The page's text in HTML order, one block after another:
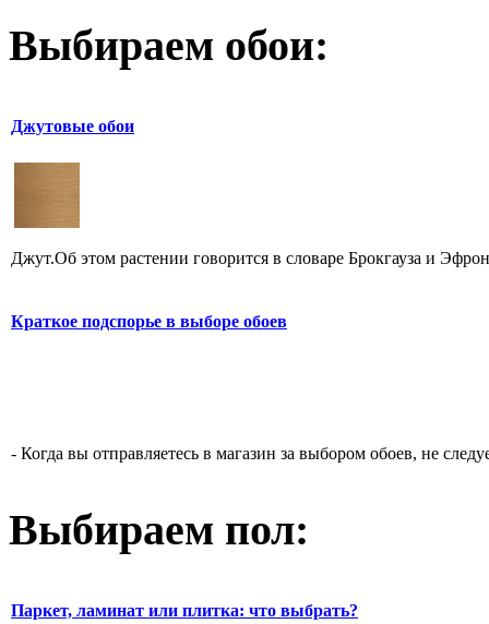
Выбираем обои:
Джутовые обои
Джут.Об этом растении говорится в словаре Брокгауза и
Краткое подспорье в выборе обоев
- Когда вы отправляетесь в магазин за выбором обоев, не
Выбираем пол:
Паркет, ламинат или плитка: что выбрать?